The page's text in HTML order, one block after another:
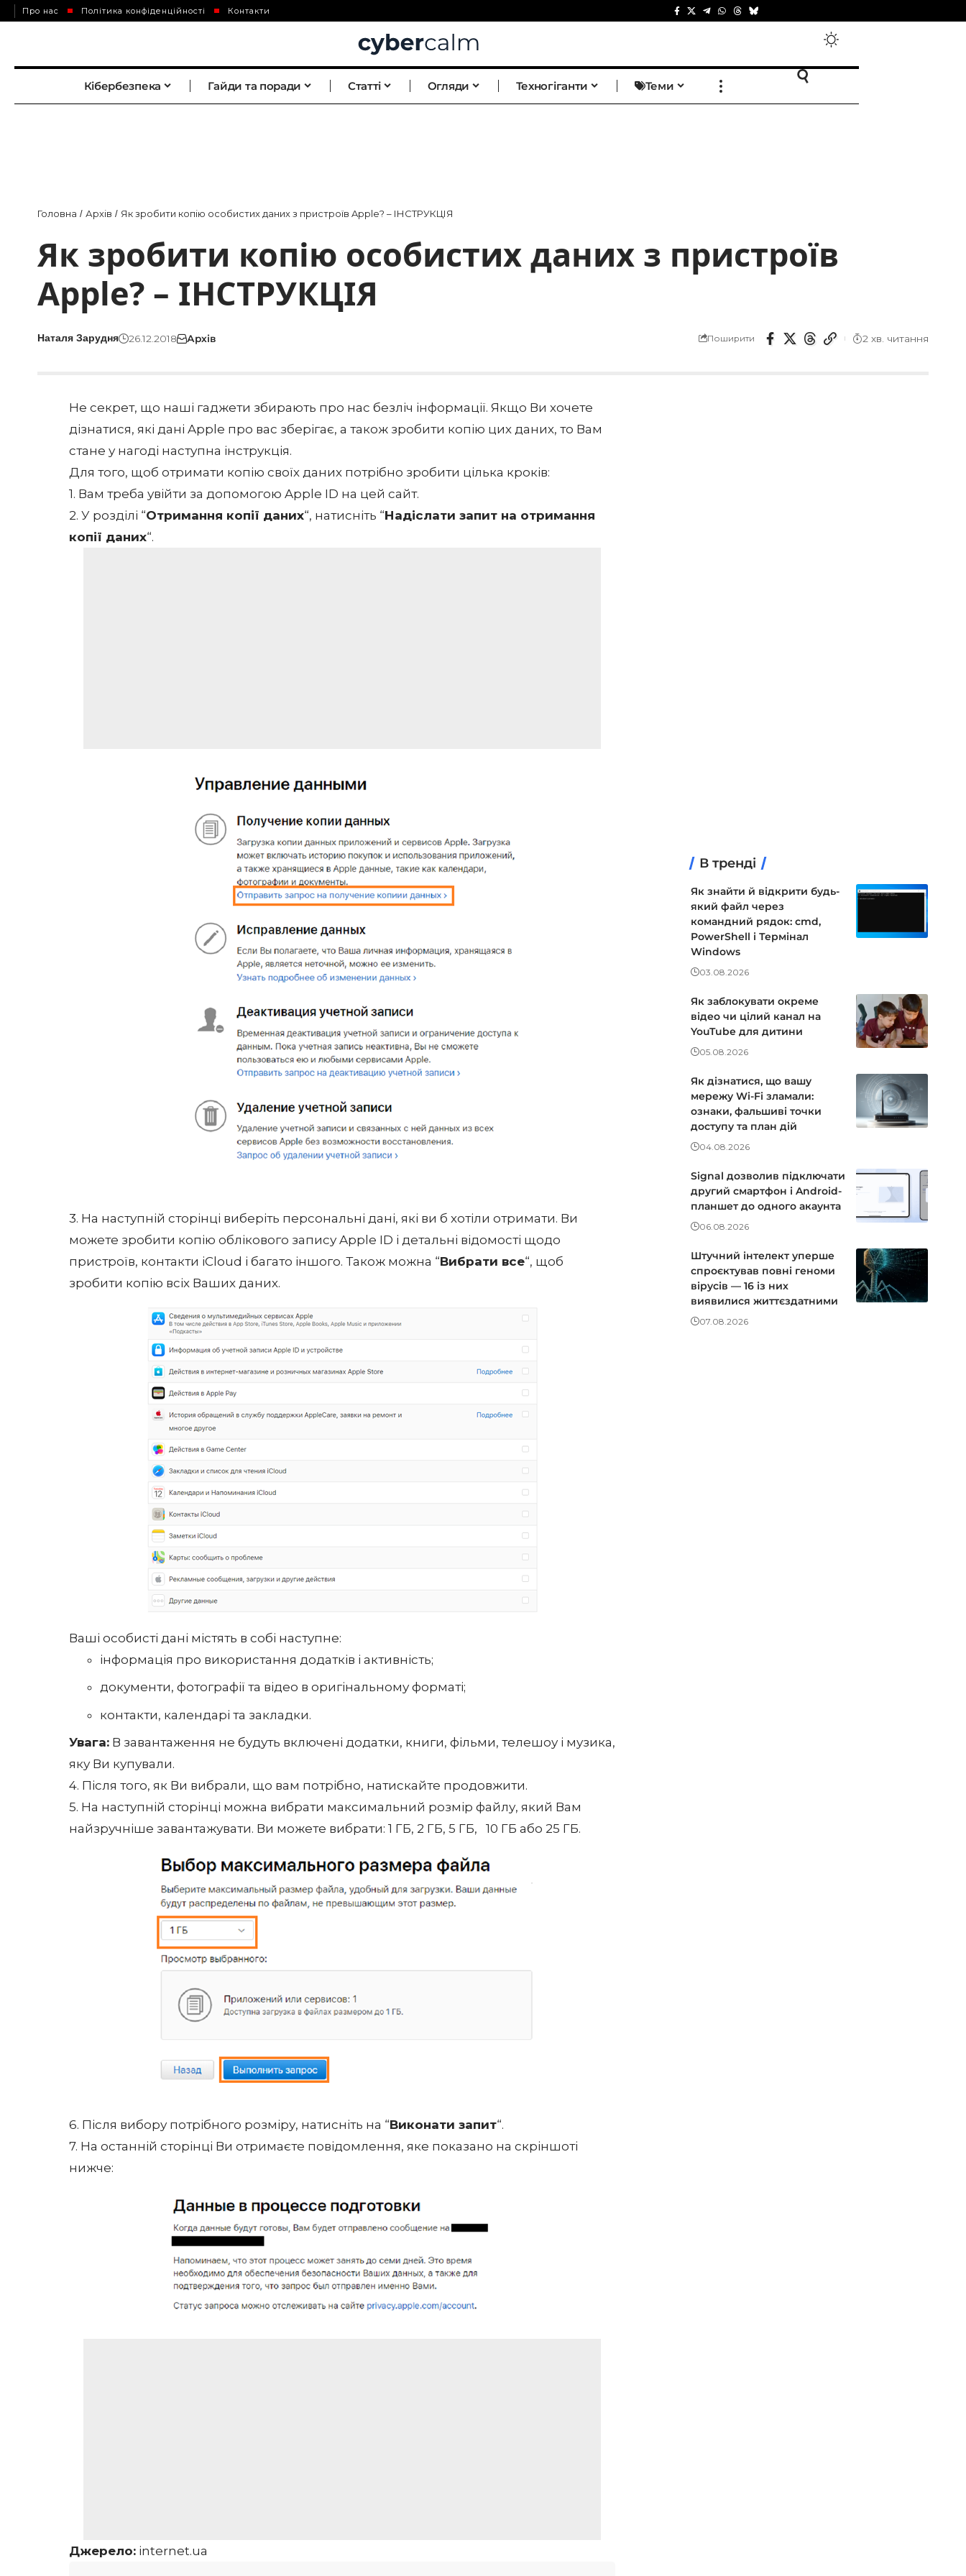
Про нас Політика конфіденційності Контакти
Кібербезпека Гайди та поради Статті Огляди Техногіганти Теми
Головна / Архів / Як зробити копію особистих даних з пристроїв Apple? – ІНСТРУКЦІЯ
Як зробити копію особистих даних з пристроїв
Apple? – ІНСТРУКЦІЯ
Наталя Зарудня 26.12.2018 Архів Поширити 2 хв. читання
Не секрет, що наші гаджети збирають про нас безліч інформації. Якщо Ви хочете
дізнатися, які дані Apple про вас зберігає, а також зробити копію цих даних, то Вам
стане у нагоді наступна інструкція.
Для того, щоб отримати копію своїх даних потрібно зробити цілька кроків:
1. Вам треба увійти за допомогою Apple ID на цейсайт.
2. У розділі “Отримання копії даних“, натисніть “Надіслати запит на отримання
копії даних“.
3. На наступній сторінці виберіть персональні дані, які ви б хотіли отримати. Ви
можете зробити копію облікового запису Apple ID і детальні відомості щодо
пристроїв, контакти iCloud і багато іншого. Також можна “Вибрати все“, щоб
зробити копію всіх Ваших даних.
Ваші особисті дані містять в собі наступне:
інформація про використання додатків і активність;
документи, фотографії та відео в оригінальному форматі;
контакти, календарі та закладки.
Увага: В завантаження не будуть включені додатки, книги, фільми, телешоу і музика,
яку Ви купували.
4. Після того, як Ви вибрали, що вам потрібно, натискайте продовжити.
5. На наступній сторінці можна вибрати максимальний розмір файлу, який Вам
найзручніше завантажувати. Ви можете вибрати: 1 ГБ, 2 ГБ, 5 ГБ, 10 ГБ або 25 ГБ.
6. Після вибору потрібного розміру, натисніть на “Виконати запит“.
7. На останній сторінці Ви отримаєте повідомлення, яке показано на скріншоті
нижче:
Джерело: іnternet.ua
В тренді
Як знайти й відкрити будь-
який файл через
командний рядок: cmd,
PowerShell і Термінал
Windows
03.08.2026
Як заблокувати окреме
відео чи цілий канал на
YouTube для дитини
05.08.2026
Як дізнатися, що вашу
мережу Wi-Fi зламали:
ознаки, фальшиві точки
доступу та план дій
04.08.2026
Signal дозволив підключати
другий смартфон і Android-
планшет до одного акаунта
06.08.2026
Штучний інтелект уперше
спроєктував повні геноми
вірусів — 16 із них
виявилися життєздатними
07.08.2026